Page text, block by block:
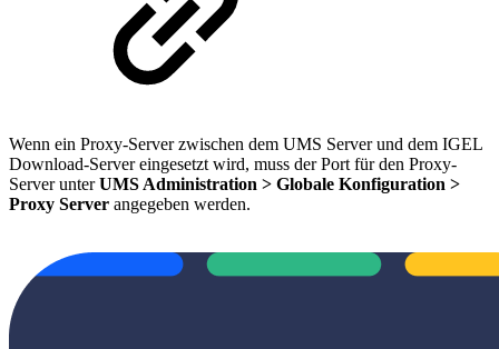
Wenn ein Proxy-Server zwischen dem UMS Server und dem IGEL
Download-Server eingesetzt wird, muss der Port für den Proxy-
Server unterUMS Administration > Globale Konfiguration >
Proxy Server angegeben werden.